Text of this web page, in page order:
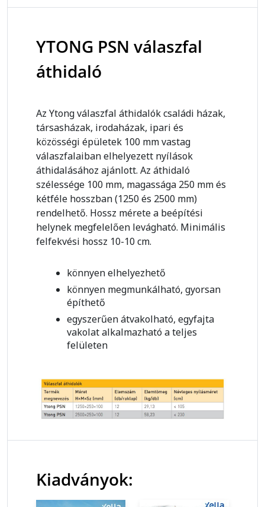
YTONG PSN válaszfal
áthidaló
Az Ytong válaszfal áthidalók családi házak,
társasházak, irodaházak, ipari és
közösségi épületek 100 mm vastag
válaszfalaiban elhelyezett nyílások
áthidalásához ajánlott. Az áthidaló
szélessége 100 mm, magassága 250 mm és
kétféle hosszban (1250 és 2500 mm)
rendelhető. Hossz mérete a beépítési
helynek megfelelően levágható. Minimális
felfekvési hossz 10-10 cm.
könnyen elhelyezhető
könnyen megmunkálható, gyorsan
építhető
egyszerűen átvakolható, egyfajta
vakolat alkalmazható a teljes
felületen
Kiadványok: